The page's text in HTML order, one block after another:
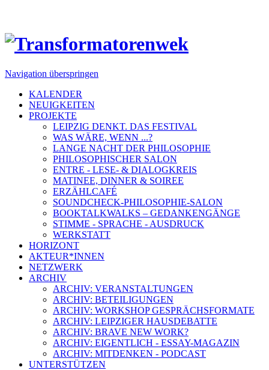
Navigation überspringen
KALENDER
NEUIGKEITEN
PROJEKTE
LEIPZIG DENKT. DAS FESTIVAL
WAS WÄRE, WENN ...?
LANGE NACHT DER PHILOSOPHIE
PHILOSOPHISCHER SALON
ENTRE - LESE- & DIALOGKREIS
MATINEE, DINNER & SOIREE
ERZÄHLCAFÉ
SOUNDCHECK-PHILOSOPHIE-SALON
BOOKTALKWALKS – GEDANKENGÄNGE
STIMME - SPRACHE - AUSDRUCK
WERKSTATT
HORIZONT
AKTEUR*INNEN
NETZWERK
ARCHIV
ARCHIV: VERANSTALTUNGEN
ARCHIV: BETEILIGUNGEN
ARCHIV: WORKSHOP GESPRÄCHSFORMATE
ARCHIV: LEIPZIGER HAUSDEBATTE
ARCHIV: BRAVE NEW WORK?
ARCHIV: EIGENTLICH - ESSAY-MAGAZIN
ARCHIV: MITDENKEN - PODCAST
UNTERSTÜTZEN